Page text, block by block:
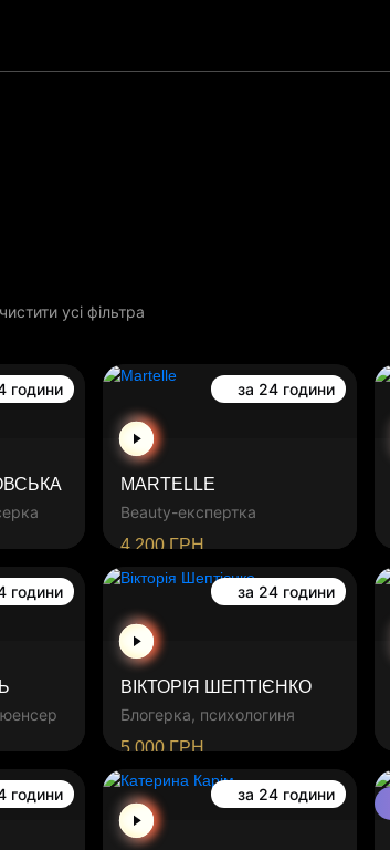
усі фільтра
години за 24 години
MARTELLE
Beauty-експертка
4 200 ГРН
години за 24 години
ВІКТОРІЯ ШЕПТІЄНКО
Блогерка, психологиня
5 000 ГРН
години за 24 години